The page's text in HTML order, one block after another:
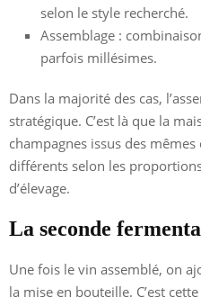
selon le style recherché.
Assemblage :
parfois millésimes.
Dans la majorité des cas,
stratégique. C’est là que la
champagnes issus des
différents selon les
d’élevage.
La seconde
Une fois le vin assemblé, on
la mise en bouteille. C’est